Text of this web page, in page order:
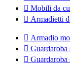
 Mobili da
 Armadietti
 Armadio
 Guardaroba
 Guardaroba